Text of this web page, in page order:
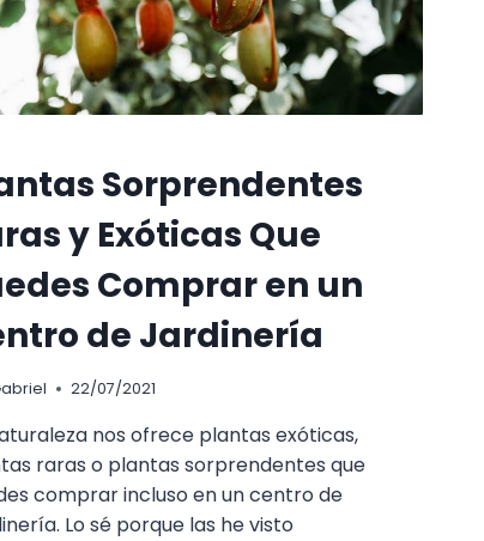
CLIENTES
Sorprendentes
y Exóticas Que
Comprar en un
de Jardinería
22/07/2021
nos ofrece plantas exóticas,
raras o plantas sorprendentes que
comprar incluso en un centro de
Lo sé porque las he visto